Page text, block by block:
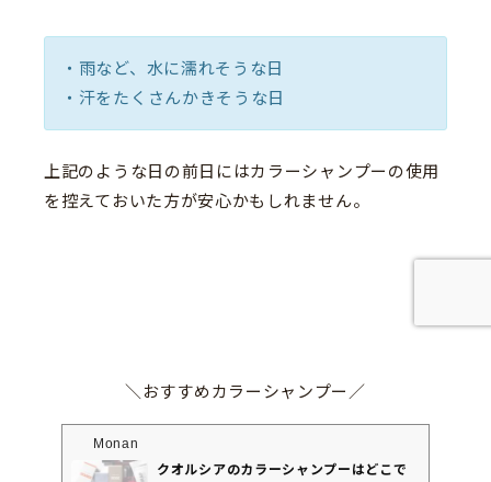
・雨など、水に濡れそうな日
・汗をたくさんかきそうな日
上記のような日の前日にはカラーシャンプーの使用
を控えておいた方が安心かもしれません。
＼おすすめカラーシャンプー／
Monan
クオルシアのカラーシャンプーはどこで